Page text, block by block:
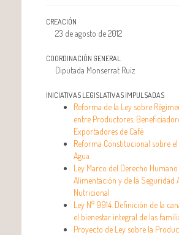
CREACIÓN
23 de agosto de 2012
COORDINACIÓN GENERAL
Diputada Monserrat Ruiz
INICIATIVAS LEGISLATIVAS IMPULSADAS
Reforma de la Ley sobre
entre Productores,
Exportadores de Café
Reforma Constitucional sobre
Agua
Ley Marco del Derecho Humano
Alimentación y de la Seguridad
Nutricional
Ley N° 9914. Definición de la
el bienestar integral de las
Proyecto de Ley sobre la